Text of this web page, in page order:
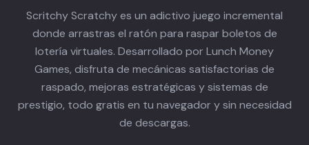
Scritchy Scratchy es un adictivo juego incremental
donde arrastras el ratón para raspar boletos de
lotería virtuales. Desarrollado por Lunch Money
Games, disfruta de mecánicas satisfactorias de
raspado, mejoras estratégicas y sistemas de
prestigio, todo gratis en tu navegador y sin necesidad
de descargas.